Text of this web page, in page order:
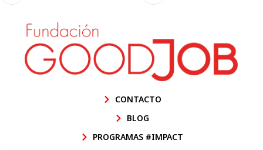
CONTACTO
BLOG
PROGRAMAS #IMPACT